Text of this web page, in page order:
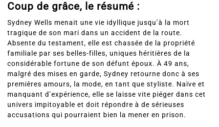
Coup de grâce, le résumé :
Sydney Wells menait une vie idyllique jusqu’à la mort
tragique de son mari dans un accident de la route.
Absente du testament, elle est chassée de la propriété
familiale par ses belles-filles, uniques héritières de la
considérable fortune de son défunt époux. À 49 ans,
malgré des mises en garde, Sydney retourne donc à ses
premières amours, la mode, en tant que styliste. Naïve et
manquant d’expérience, elle se laisse vite piéger dans cet
univers impitoyable et doit répondre à de sérieuses
accusations qui pourraient bien la mener en prison.